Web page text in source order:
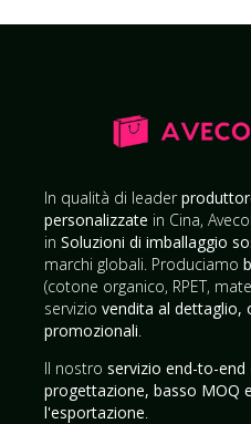
In qualità di leader
personalizzate in Cina,
in Soluzioni di imballaggio
marchi globali. Produciamo
(cotone organico, RPET,
servizio vendita al dettaglio,
promozionali.
Il nostro servizio end-to-end
progettazione, basso MOQ
l'esportazione.